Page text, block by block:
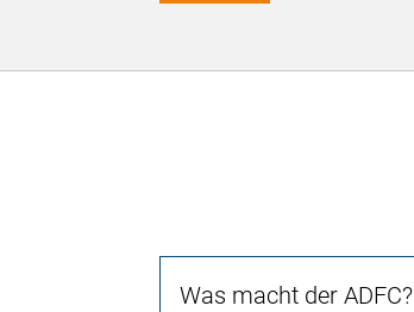
Was macht der ADFC?